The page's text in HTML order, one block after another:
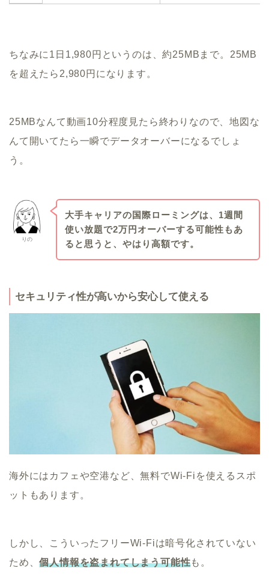
ちなみに1日1,980円というのは、約25MBまで。25MB
を超えたら2,980円になります。
25MBなんて動画10分程度見たら終わりなので、地図な
んて開いてたら一瞬でデータオーバーになるでしょ
う。
りの
大手キャリアの国際ローミングは、1週間
使い放題で2万円オーバーする可能性もあ
ると思うと、やはり高額です。
セキュリティ性が高いから安心して使える
海外にはカフェや空港など、無料でWi-Fiを使えるスポ
ットもあります。
しかし、こういったフリーWi-Fiは暗号化されていない
ため、個人情報を盗まれてしまう可能性も。